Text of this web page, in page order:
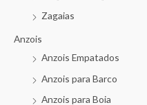
Zagaias
Anzois
Anzois Empatados
Anzois para Barco
Anzois para Boia